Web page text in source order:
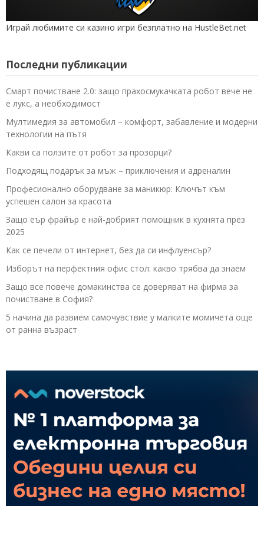
Играй любимите си казино игри безплатно на HustleBet.net
Последни публикации
Смарт почистване 2.0: защо прахосмукачката робот вече не
е лукс, а необходимост
Мултимедия за автомобил – комфорт, забавление и модерни
технологии на пътя
Какви са ползите от робот за прозорци?
Подходящ подарък за мъж – приключения и адреналин
Професионално оборудване за маникюр: Ключът към
успешен салон за красота
Защо еър фрайър е най-добрият помощник в кухнята през
2025
Как се печели от интернет, без да си инфлуенсър?
Изборът на перфектния офис стол: какво трябва да знаем
Защо все повече домакинства се доверяват на фирма за
почистване в София?
5 начина да развием самочувствие у малките момичета още
от ранна възраст